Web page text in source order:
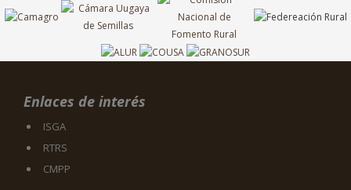
Enlaces de interés
ISGA
RTRS
CMPP